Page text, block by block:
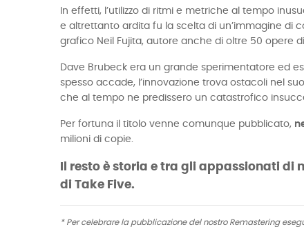
In effetti, l’utilizzo di ritmi e metriche al tempo
e altrettanto ardita fu la scelta di un’immagine di
grafico Neil Fujita, autore anche di oltre 50 opere
Dave Brubeck era un grande sperimentatore ed
spesso accade, l’innovazione trova ostacoli nel
che al tempo ne predissero un catastrofico
Per fortuna il titolo venne comunque pubblicato,
milioni di copie.
Il resto è storia e tra gli appassionati
di Take Five.
* Per celebrare la pubblicazione del nostro Remastering